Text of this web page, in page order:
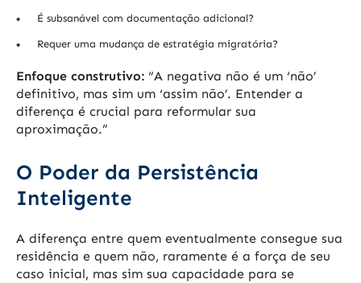
É subsanável com documentação adicional?
Requer uma mudança de estratégia migratória?
Enfoque construtivo: “A negativa não é um ‘não’
definitivo, mas sim um ‘assim não’. Entender a
diferença é crucial para reformular sua
aproximação.”
O Poder da Persistência
Inteligente
A diferença entre quem eventualmente consegue sua
residência e quem não, raramente é a força de seu
caso inicial, mas sim sua capacidade para se